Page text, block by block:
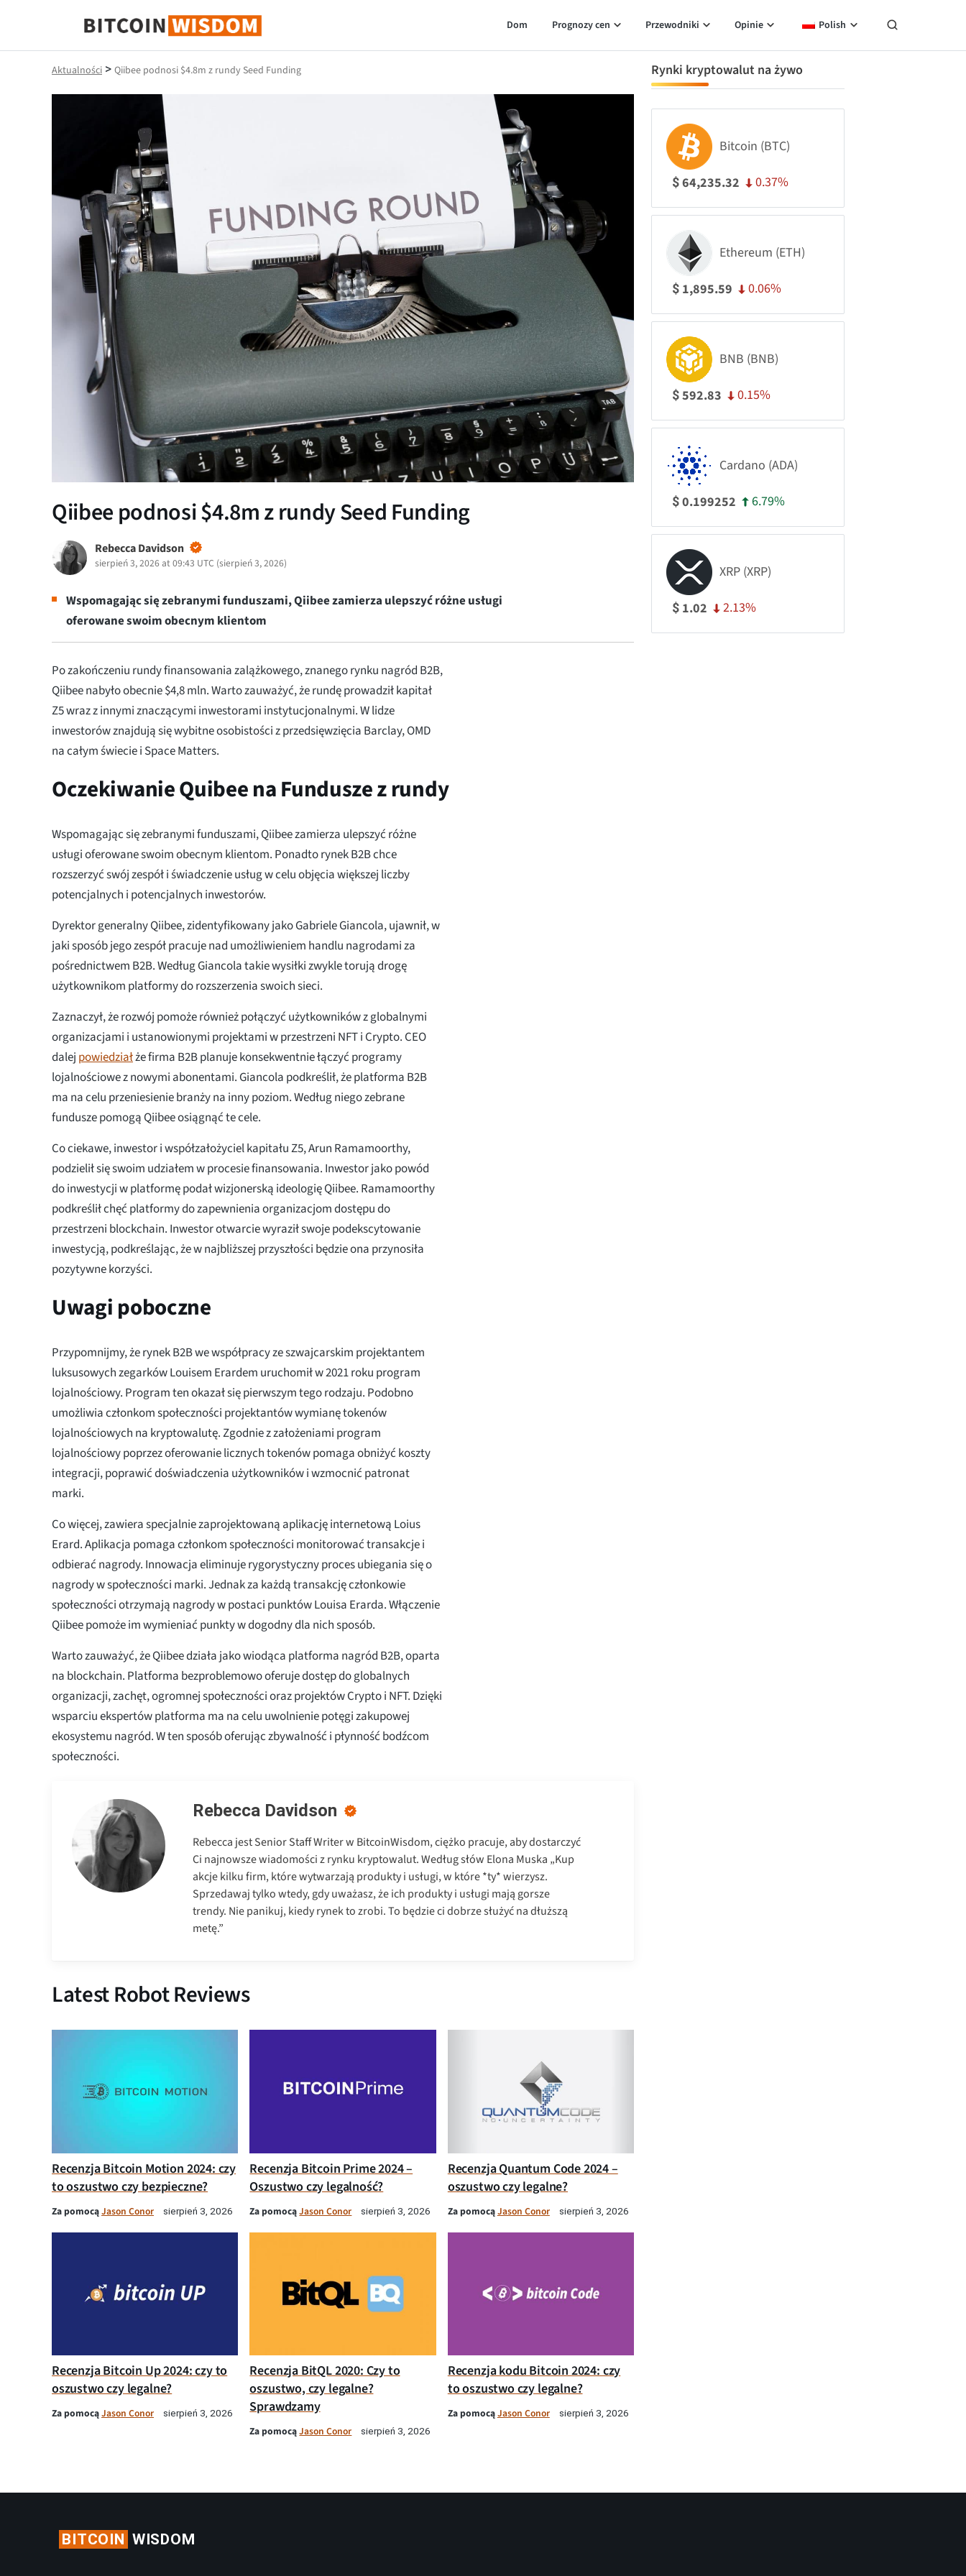
Mądrość Bitcoina
Dom Prognozy cen Przewodniki Opinie Polish
Aktualności > Qiibee podnosi $4.8m z rundy Seed Funding
Qiibee podnosi $4.8m z rundy Seed Funding
Rebecca Davidson
sierpień 3, 2026 at 09:43 UTC (sierpień 3, 2026)
Wspomagając się zebranymi funduszami, Qiibee zamierza ulepszyć różne usługi
oferowane swoim obecnym klientom
Po zakończeniu rundy finansowania zalążkowego, znanego rynku nagród B2B,
Qiibee nabyło obecnie $4,8 mln. Warto zauważyć, że rundę prowadził kapitał
Z5 wraz z innymi znaczącymi inwestorami instytucjonalnymi. W lidze
inwestorów znajdują się wybitne osobistości z przedsięwzięcia Barclay, OMD
na całym świecie i Space Matters.
Oczekiwanie Quibee na Fundusze z rundy
Wspomagając się zebranymi funduszami, Qiibee zamierza ulepszyć różne
usługi oferowane swoim obecnym klientom. Ponadto rynek B2B chce
rozszerzyć swój zespół i świadczenie usług w celu objęcia większej liczby
potencjalnych i potencjalnych inwestorów.
Dyrektor generalny Qiibee, zidentyfikowany jako Gabriele Giancola, ujawnił, w
jaki sposób jego zespół pracuje nad umożliwieniem handlu nagrodami za
pośrednictwem B2B. Według Giancola takie wysiłki zwykle torują drogę
użytkownikom platformy do rozszerzenia swoich sieci.
Zaznaczył, że rozwój pomoże również połączyć użytkowników z globalnymi
organizacjami i ustanowionymi projektami w przestrzeni NFT i Crypto. CEO
dalej powiedziałże firma B2B planuje konsekwentnie łączyć programy
lojalnościowe z nowymi abonentami. Giancola podkreślił, że platforma B2B
ma na celu przeniesienie branży na inny poziom. Według niego zebrane
fundusze pomogą Qiibee osiągnąć te cele.
Co ciekawe, inwestor i współzałożyciel kapitału Z5, Arun Ramamoorthy,
podzielił się swoim udziałem w procesie finansowania. Inwestor jako powód
do inwestycji w platformę podał wizjonerską ideologię Qiibee. Ramamoorthy
podkreślił chęć platformy do zapewnienia organizacjom dostępu do
przestrzeni blockchain. Inwestor otwarcie wyraził swoje podekscytowanie
inwestycją, podkreślając, że w najbliższej przyszłości będzie ona przynosiła
pozytywne korzyści.
Uwagi poboczne
Przypomnijmy, że rynek B2B we współpracy ze szwajcarskim projektantem
luksusowych zegarków Louisem Erardem uruchomił w 2021 roku program
lojalnościowy. Program ten okazał się pierwszym tego rodzaju. Podobno
umożliwia członkom społeczności projektantów wymianę tokenów
lojalnościowych na kryptowalutę. Zgodnie z założeniami program
lojalnościowy poprzez oferowanie licznych tokenów pomaga obniżyć koszty
integracji, poprawić doświadczenia użytkowników i wzmocnić patronat
marki.
Co więcej, zawiera specjalnie zaprojektowaną aplikację internetową Loius
Erard. Aplikacja pomaga członkom społeczności monitorować transakcje i
odbierać nagrody. Innowacja eliminuje rygorystyczny proces ubiegania się o
nagrody w społeczności marki. Jednak za każdą transakcję członkowie
społeczności otrzymają nagrody w postaci punktów Louisa Erarda. Włączenie
Qiibee pomoże im wymieniać punkty w dogodny dla nich sposób.
Warto zauważyć, że Qiibee działa jako wiodąca platforma nagród B2B, oparta
na blockchain. Platforma bezproblemowo oferuje dostęp do globalnych
organizacji, zachęt, ogromnej społeczności oraz projektów Crypto i NFT. Dzięki
wsparciu ekspertów platforma ma na celu uwolnienie potęgi zakupowej
ekosystemu nagród. W ten sposób oferując zbywalność i płynność bodźcom
społeczności.
Rebecca Davidson
Rebecca jest Senior Staff Writer w BitcoinWisdom, ciężko pracuje, aby dostarczyć
Ci najnowsze wiadomości z rynku kryptowalut. Według słów Elona Muska „Kup
akcje kilku firm, które wytwarzają produkty i usługi, w które *ty* wierzysz.
Sprzedawaj tylko wtedy, gdy uważasz, że ich produkty i usługi mają gorsze
trendy. Nie panikuj, kiedy rynek to zrobi. To będzie ci dobrze służyć na dłuższą
metę.”
Latest Robot Reviews
Recenzja Bitcoin Motion 2024: czy
to oszustwo czy bezpieczne?
Za pomocąJason Conor sierpień 3, 2026
Recenzja Bitcoin Prime 2024 –
Oszustwo czy legalność?
Za pomocąJason Conor sierpień 3, 2026
Recenzja Quantum Code 2024 –
oszustwo czy legalne?
Za pomocąJason Conor sierpień 3, 2026
Recenzja Bitcoin Up 2024: czy to
oszustwo czy legalne?
Za pomocąJason Conor sierpień 3, 2026
Recenzja BitQL 2020: Czy to
oszustwo, czy legalne?
Sprawdzamy
Za pomocąJason Conor sierpień 3, 2026
Recenzja kodu Bitcoin 2024: czy
to oszustwo czy legalne?
Za pomocąJason Conor sierpień 3, 2026
Rynki kryptowalut na żywo
Bitcoin (BTC)
$64,235.32 0.37%
Ethereum (ETH)
$ 1,895.59 0.06%
BNB (BNB)
$592.83 0.15%
Cardano (ADA)
$0.199252 6.79%
XRP (XRP)
$ 1.02 2.13%
BITCOIN WISDOM